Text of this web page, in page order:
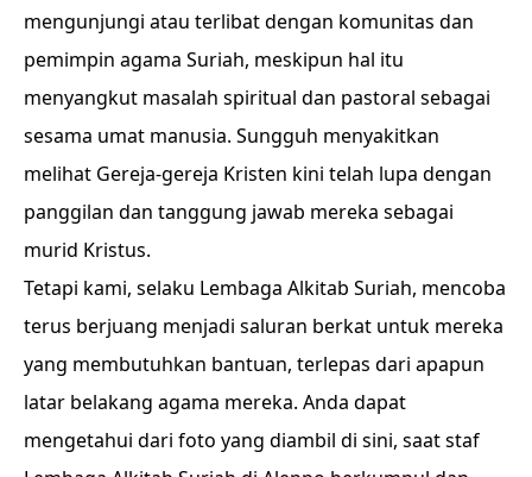
mengunjungi atau terlibat dengan komunitas dan
pemimpin agama Suriah, meskipun hal itu
menyangkut masalah spiritual dan pastoral sebagai
sesama umat manusia. Sungguh menyakitkan
melihat Gereja-gereja Kristen kini telah lupa dengan
panggilan dan tanggung jawab mereka sebagai
murid Kristus.
Tetapi kami, selaku Lembaga Alkitab Suriah, mencoba
terus berjuang menjadi saluran berkat untuk mereka
yang membutuhkan bantuan, terlepas dari apapun
latar belakang agama mereka. Anda dapat
mengetahui dari foto yang diambil di sini, saat staf